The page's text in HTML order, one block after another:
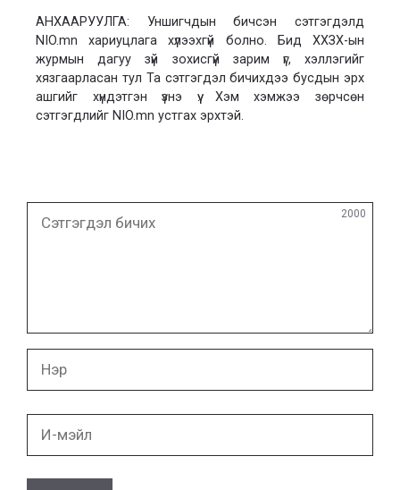
АНХААРУУЛГА: Уншигчдын бичсэн сэтгэгдэлд
NIO.mn хариуцлага хүлээхгүй болно. Бид ХХЗХ-ын
журмын дагуу зүй зохисгүй зарим үг, хэллэгийг
хязгаарласан тул Та сэтгэгдэл бичихдээ бусдын эрх
ашгийг хүндэтгэн үзнэ үү. Хэм хэмжээ зөрчсөн
сэтгэгдлийг NIO.mn устгах эрхтэй.
2000
мэйл